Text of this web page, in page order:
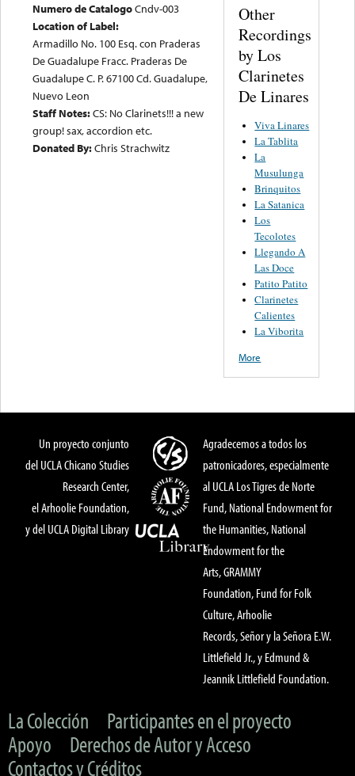
Numero de CatalogoCndv-003
Location of Label:
Armadillo No. 100 Esq. con Praderas
De Guadalupe Fracc. Praderas De
Guadalupe C. P. 67100 Cd. Guadalupe,
Nuevo Leon
Staff Notes:CS: No Clarinets!!! a new
group! sax, accordion etc.
Donated By:Chris Strachwitz
Other
Recordings
by Los
Clarinetes
De Linares
Viva Linares
La Tablita
La
Musulunga
Brinquitos
La Satanica
Los
Tecolotes
Llegando A
Las Doce
Patito Patito
Clarinetes
Calientes
La Viborita
More
Un proyecto conjunto
del UCLA Chicano Studies
Research Center,
el Arhoolie Foundation,
y del UCLA Digital Library
Agradecemos a todos los
patronicadores, especialmente
al UCLA Los Tigres de Norte
Fund, National Endowment for
the Humanities, National
Endowment for the
Arts, GRAMMY
Foundation, Fund for Folk
Culture, Arhoolie
Records, Señor y la Señora E.W.
Littlefield Jr., y Edmund &
Jeannik Littlefield Foundation.
La Colección
Participantes en el proyecto
Apoyo
Derechos de Autor y Acceso
Contactos y Créditos